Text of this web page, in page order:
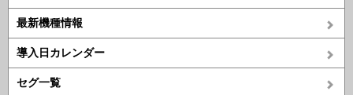
最新機種情報
導入日カレンダー
セグ一覧